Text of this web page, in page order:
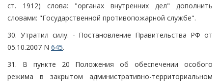
ст. 1912) слова: "органах внутренних дел" дополнить
словами: "Государственной противопожарной службе".
30. Утратил силу. - Постановление Правительства РФ от
05.10.2007 N 645.
31. В пункте 20 Положения об обеспечении особого
режима в закрытом административно-территориальном